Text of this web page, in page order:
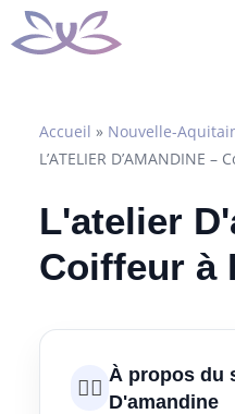
Aller
au
Accueil » Nouvelle-
L’ATELIER D’AMANDINE
L'atelier
Coiffeur à
💇‍♀️ À propos du
D'amandine